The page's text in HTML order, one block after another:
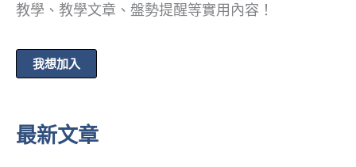
教學、教學文章、盤勢提醒等實用內容！
我想加入
最新文章